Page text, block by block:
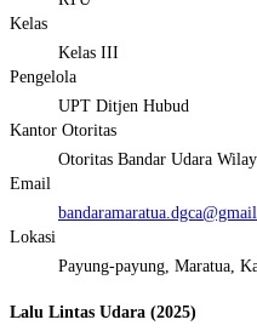
Kelas
Kelas III
Pengelola
UPT Ditjen Hubud
Kantor Otoritas
Otoritas Bandar Udara
Email
Lokasi
Payung-payung, Maratua,
Lalu Lintas Udara (2025)